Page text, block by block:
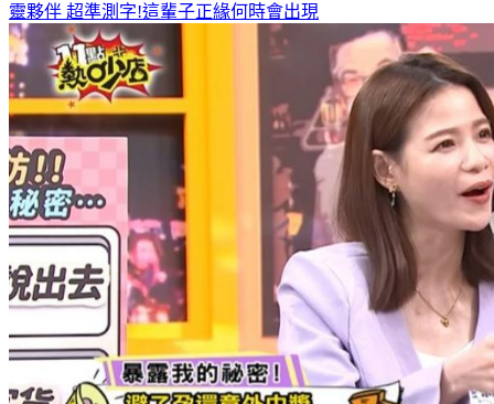
靈夥伴 超準測字!這輩子正緣何時會出現